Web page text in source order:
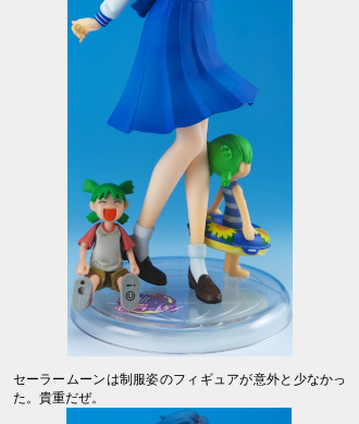
セーラームーンは制服姿のフィギュアが意外と少なかっ
た。貴重だぜ。